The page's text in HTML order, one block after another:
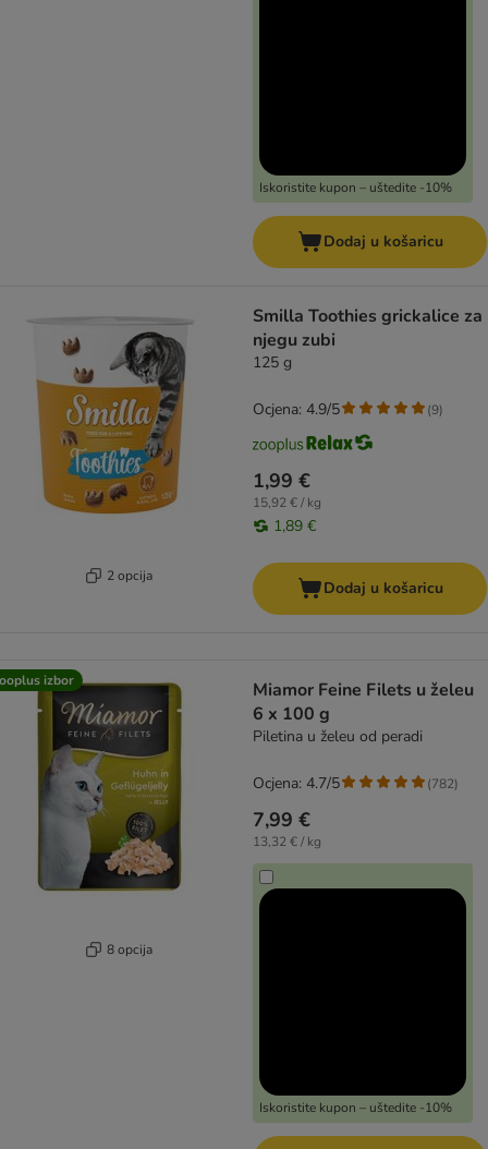
Iskoristite kupon – uštedite -10%
Dodaj u košaricu
2 opcija
Smilla Toothies grickalice za
njegu zubi
125 g
1,99 €
15,92 € / kg
1,89 €
Ocjena: 4.9/5 (9)
Dodaj u košaricu
izbor
8 opcija
Miamor Feine Filets u želeu
6 x 100 g
Piletina u želeu od peradi
7,99 €
13,32 € / kg
Iskoristite kupon – uštedite -10%
Ocjena: 4.7/5 (782)